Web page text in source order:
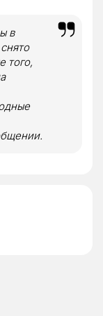
в
того,